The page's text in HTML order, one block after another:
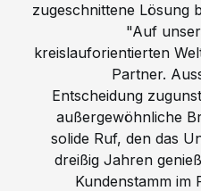
zugeschnittene Lösung
"Auf
kreislauforientierten
Partner.
Entscheidung
außergewöhnliche
solide Ruf, den das
dreißig Jahren
Kundenstamm im